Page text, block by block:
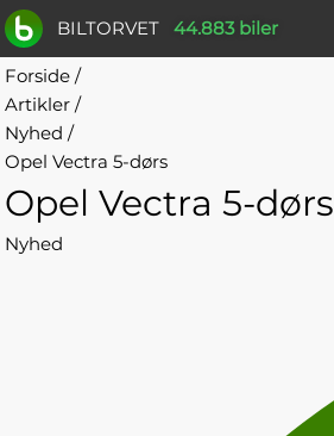
BILTORVET 44.883 biler
Forside /
Artikler /
Nyhed /
Opel Vectra 5-dørs
Opel Vectra 5-dørs
Nyhed